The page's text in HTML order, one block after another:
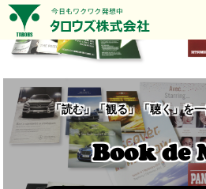
「読む」「観る」「聴く」を
Book de